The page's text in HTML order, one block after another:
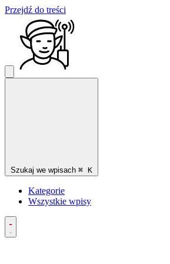
Przejdź do treści
Szukaj we wpisach ⌘ K
Kategorie
Wszystkie wpisy